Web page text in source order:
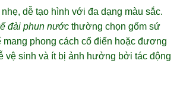
dễ tạo hình với đa dạng màu sắc.
đài phun nước thường chọn gốm sứ
mang phong cách cổ điển hoặc đương
vệ sinh và ít bị ảnh hưởng bởi tác động